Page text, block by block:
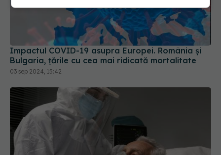
Impactul COVID-19 asupra Europei. România și
Bulgaria, țările cu cea mai ridicată mortalitate
03 sep 2024, 15:42